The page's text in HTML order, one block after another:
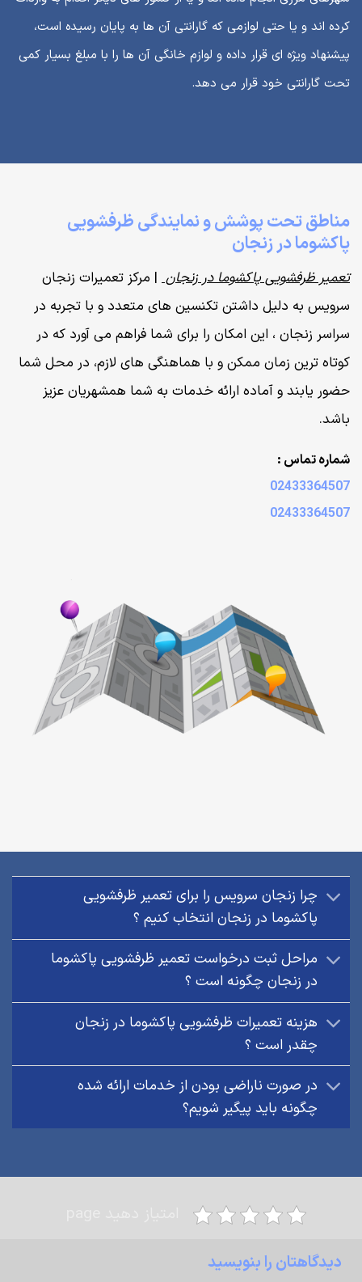
کرده اند و یا حتی لوازمی که گارانتی آن ها به پایان رسیده است،
پیشنهاد ویژه ای قرار داده و لوازم خانگی آن ها را با مبلغ بسیار کمی
تحت گارانتی خود قرار می دهد.
مناطق تحت پوشش و نمایندگی ظرفشویی
پاکشوما در زنجان
تعمیر ظرفشویی پاکشوما در زنجان | مرکز تعمیرات زنجان
سرویس به دلیل داشتن تکنسین های متعدد و با تجربه در
سراسر زنجان ، این امکان را برای شما فراهم می آورد که در
کوتاه ترین زمان ممکن و با هماهنگی های لازم، در محل شما
حضور یابند و آماده ارائه خدمات به شما همشهریان عزیز
باشد.
شماره تماس :
02433364507
02433364507
چرا زنجان سرویس را برای تعمیر ظرفشویی
پاکشوما در زنجان انتخاب کنیم ؟
مراحل ثبت درخواست تعمیر ظرفشویی پاکشوما
در زنجان چگونه است ؟
هزینه تعمیرات ظرفشویی پاکشوما در زنجان
چقدر است ؟
در صورت ناراضی بودن از خدمات ارائه شده
چگونه باید پیگیر شویم؟
دیدگاهتان را بنویسید